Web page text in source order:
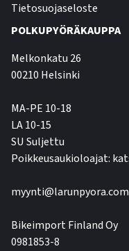
Tietosuojaseloste
POLKUPYÖRÄKAUPPA
Melkonkatu 26
00210 Helsinki
MA-PE 10-18
LA 10-15
SU Suljettu
Poikkeusaukioloajat:
myynti@larunpyora.com
Bikeimport Finland Oy
0981853-8